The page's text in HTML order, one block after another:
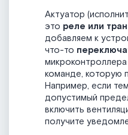
Актуатор
это реле или
добавляем к
что-то
команде, которую
Например, если
допустимый
включить
получите